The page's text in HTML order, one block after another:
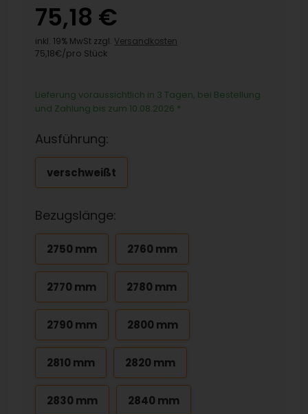
75,18 €
inkl. 19% MwSt zzgl. Versandkosten
75,18€/pro Stück
Lieferung voraussichtlich in 3 Tagen, bei Bestellung
und Zahlung bis zum 10.08.2026 *
Ausführung:
verschweißt
Bezugslänge:
2750 mm 2760 mm
2770 mm 2780 mm
2790 mm 2800 mm
2810 mm 2820 mm
2830 mm 2840 mm